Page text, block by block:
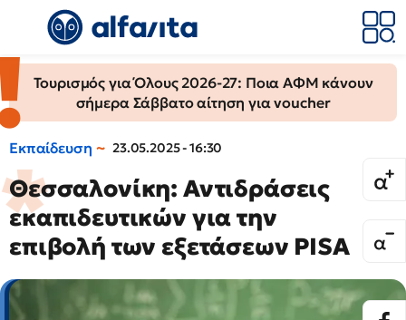
Τουρισμός για Όλους 2026-27: Ποια ΑΦΜ κάνουν
σήμερα Σάββατο αίτηση για voucher
Εκπαίδευση 23.05.2025 - 16:30
Θεσσαλονίκη: Αντιδράσεις
εκαπιδευτικών για την
επιβολή των εξετάσεων PISA